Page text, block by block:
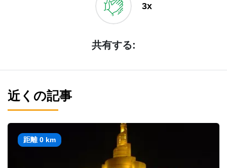
3x
共有する:
近くの記事
距離 0 km